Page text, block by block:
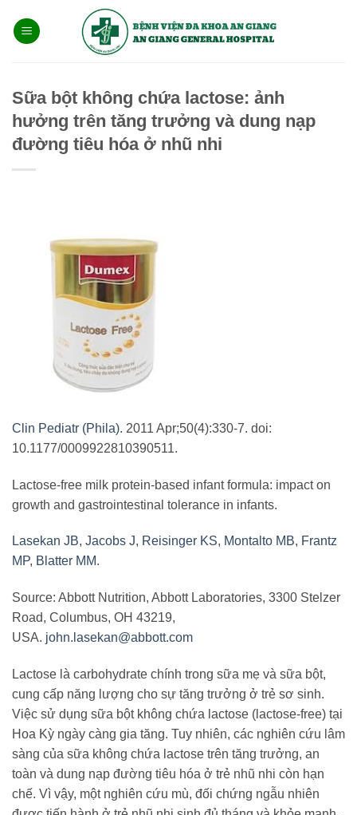
qua
Sữa bột không chứa lactose: ảnh
hưởng trên tăng trưởng và dung nạp
đường tiêu hóa ở nhũ nhi
Clin Pediatr (Phila). 2011 Apr;50(4):330-7. doi:
10.1177/0009922810390511.
Lactose-free milk protein-based infant formula: impact on
growth and gastrointestinal tolerance in infants.
Lasekan JB, Jacobs J, Reisinger KS, Montalto MB, Frantz
MP, Blatter MM.
Source: Abbott Nutrition, Abbott Laboratories, 3300 Stelzer
Road, Columbus, OH 43219,
USA. john.lasekan@abbott.com
Lactose là carbohydrate chính trong sữa mẹ và sữa bột,
cung cấp năng lượng cho sự tăng trưởng ở trẻ sơ sinh.
Việc sử dụng sữa bột không chứa lactose (lactose-free) tại
Hoa Kỳ ngày càng gia tăng. Tuy nhiên, các nghiên cứu lâm
sàng của sữa không chứa lactose trên tăng trưởng, an
toàn và dung nạp đường tiêu hóa ở trẻ nhũ nhi còn hạn
chế. Vì vậy, một nghiên cứu mù, đối chứng ngẫu nhiên